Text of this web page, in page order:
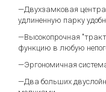
—Двухзамковая
удлиненную парку
—Высокопрочная
функцию в любую
—Эргономичная
—Два больших